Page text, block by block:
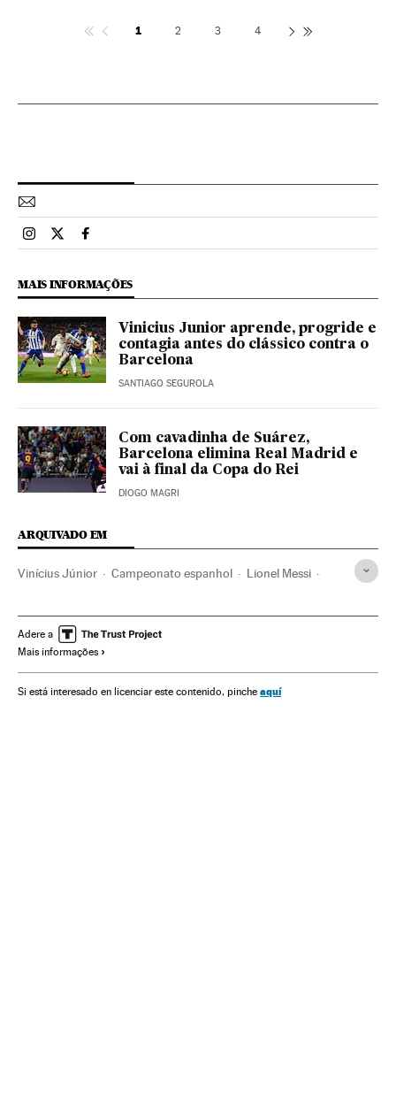
1 2 3 4
Esportes El País Brasil en Instagram
Esportes El País Brasil en Twitter
Esportes El País Brasil en Facebook
MAIS INFORMAÇÕES
Vinicius Junior aprende, progride e
contagia antes do clássico contra o
Barcelona
SANTIAGO SEGUROLA
Com cavadinha de Suárez,
Barcelona elimina Real Madrid e
vai à final da Copa do Rei
DIOGO MAGRI
ARQUIVADO EM
Vinícius Júnior Campeonato espanhol Lionel Messi
Liga futebol Brasil Futebol
América do Sul
Organizações desportivas Competições América
Adere a
Mais informações
Si está interesado en licenciar este contenido, pinche aquí